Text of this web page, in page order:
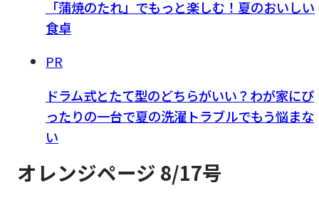
「蒲焼のたれ」でもっと楽しむ！夏のおいしい
食卓
PR
ドラム式とたて型のどちらがいい？わが家にぴ
ったりの一台で夏の洗濯トラブルでもう悩まな
い
オレンジページ 8/17号